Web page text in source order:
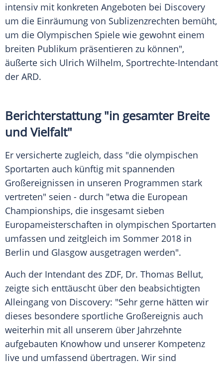
intensiv mit konkreten Angeboten bei Discovery
um die Einräumung von Sublizenzrechten bemüht,
um die Olympischen Spiele wie gewohnt einem
breiten Publikum präsentieren zu können",
äußerte sich Ulrich Wilhelm, Sportrechte-Intendant
der ARD.
Berichterstattung "in gesamter Breite
und Vielfalt"
Er versicherte zugleich, dass "die olympischen
Sportarten auch künftig mit spannenden
Großereignissen in unseren Programmen stark
vertreten" seien - durch "etwa die European
Championships, die insgesamt sieben
Europameisterschaften in olympischen Sportarten
umfassen und zeitgleich im Sommer 2018 in
Berlin und Glasgow ausgetragen werden".
Auch der Intendant des ZDF, Dr. Thomas Bellut,
zeigte sich enttäuscht über den beabsichtigten
Alleingang von Discovery: "Sehr gerne hätten wir
dieses besondere sportliche Großereignis auch
weiterhin mit all unserem über Jahrzehnte
aufgebauten Knowhow und unserer Kompetenz
live und umfassend übertragen. Wir sind